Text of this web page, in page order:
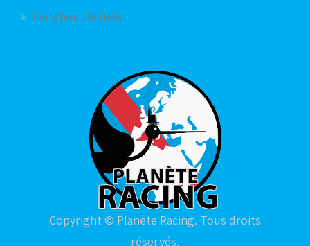
Genghini : la tuile
Copyright © Planète Racing. Tous droits
réservés.